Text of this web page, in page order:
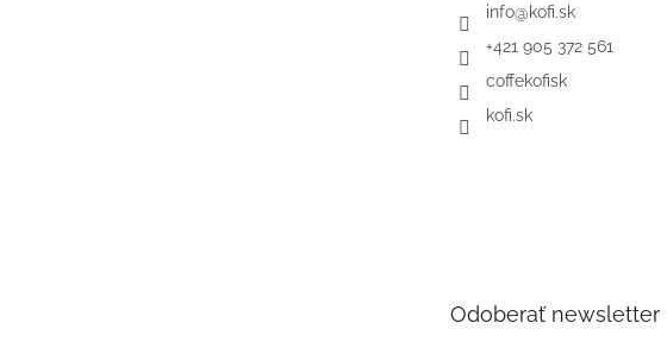
info@kofi.sk
+421 905 372 561
coffekofisk
kofi.sk
Odoberať newsletter